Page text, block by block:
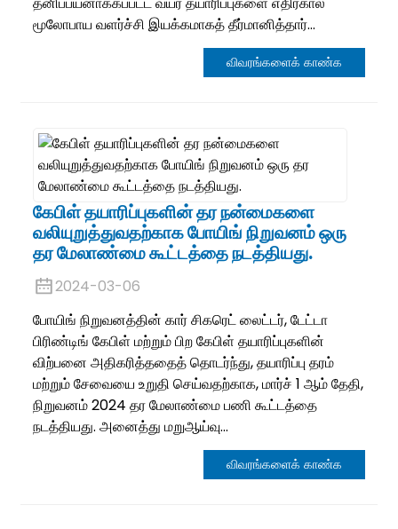
மூலோபாய வளர்ச்சி இயக்கமாகத் தீர்மானித்தார்...
விவரங்களைக் காண்க
கேபிள் தயாரிப்புகளின் தர நன்மைகளை
வலியுறுத்துவதற்காக போயிங் நிறுவனம் ஒரு
தர மேலாண்மை கூட்டத்தை நடத்தியது.
2024-03-06
போயிங் நிறுவனத்தின் கார் சிகரெட் லைட்டர், டேட்டா
பிரிண்டிங் கேபிள் மற்றும் பிற கேபிள் தயாரிப்புகளின்
விற்பனை அதிகரித்ததைத் தொடர்ந்து, தயாரிப்பு தரம்
மற்றும் சேவையை உறுதி செய்வதற்காக, மார்ச் 1 ஆம் தேதி,
நிறுவனம் 2024 தர மேலாண்மை பணி கூட்டத்தை
நடத்தியது. அனைத்து மறுஆய்வு...
விவரங்களைக் காண்க